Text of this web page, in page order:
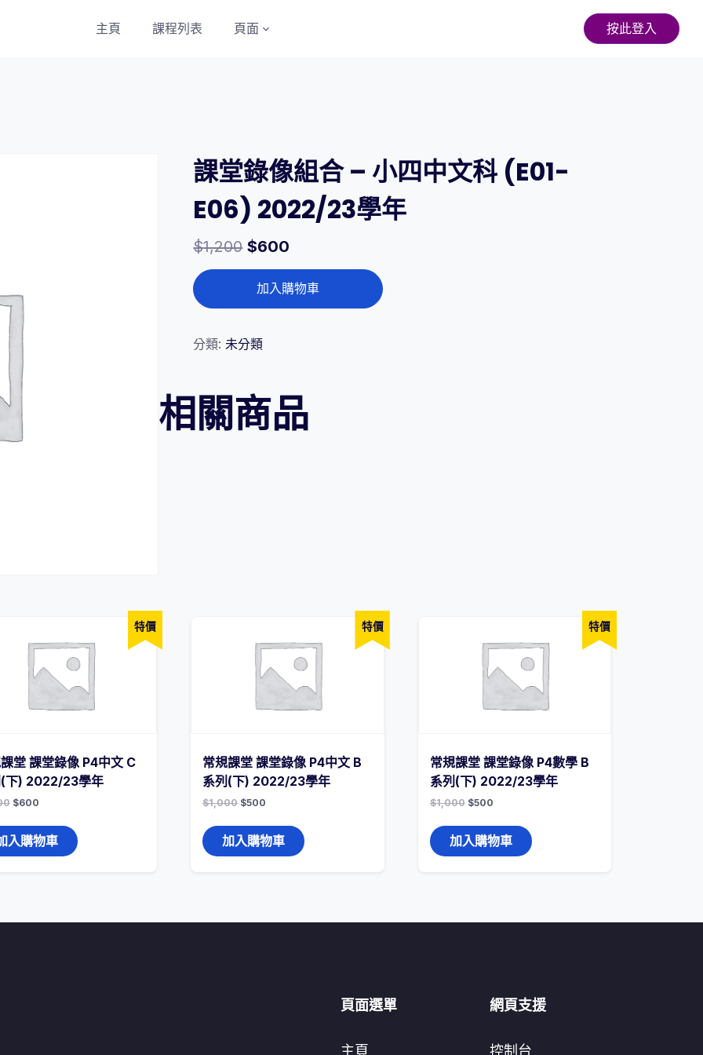
主頁 課程列表 頁面 按此登入
課堂錄像組合 – 小四中文科 (E01-
E06) 2022/23學年
$1,200 $600
課
堂
像
小
加入購物車
分類:未分類
相關商品
特價
堂 課堂錄像 P4中文 C
下) 2022/23學年
$600
入購物車
特價
常規課堂 課堂錄像 P4中文 B
系列(下) 2022/23學年
$1,000 $500
加入購物車
特價
常規課堂 課堂錄像 P4數學 B
系列(下) 2022/23學年
$1,000 $500
加入購物車
頁面選單
主頁
網頁支援
控制台